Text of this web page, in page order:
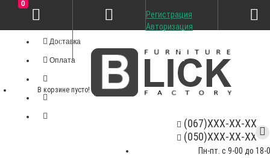
Доставка
Оплата
(067)XXX-XX-XX
(050)XXX-XX-XX
Пн-пт. с 9-00 до 18-
Регистрация
Авторизация
0
В корзине пусто!